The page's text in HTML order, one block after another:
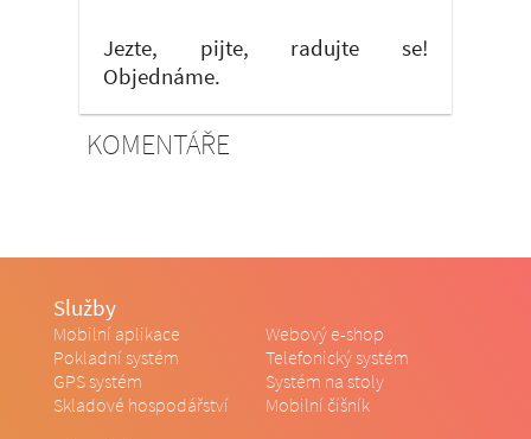
Jezte, pijte, radujte se!
Objednáme.
KOMENTÁŘE
Služby
Mobilní aplikace
Webový e-shop
Pokladní systém
Telefonický systém
GPS systém
Systém na stoly
Skladové hospodářství
Mobilní číšník